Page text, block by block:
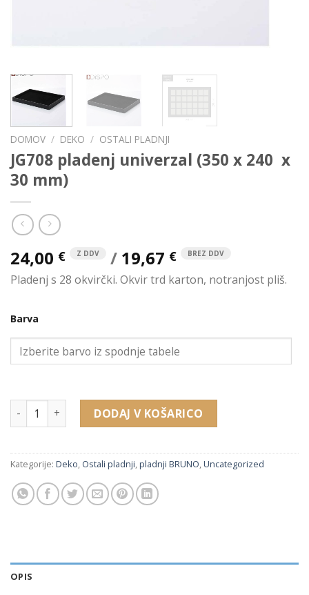
DOMOV / DEKO / OSTALI PLADNJI
JG708 pladenj univerzal (350 x 240 x
30 mm)
24,00 € Z DDV / 19,67 € BREZ DDV
Pladenj s 28 okvirčki. Okvir trd karton, notranjost pliš.
Barva
JG708 pladenj univerzal (350 x 240 x 30 mm) količina
DODAJ V KOŠARICO
Kategorije: Deko Ostali pladnji pladnji BRUNO Uncategorized
OPIS